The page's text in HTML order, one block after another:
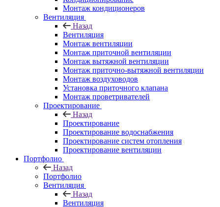
Монтаж кондиционеров
Вентиляция
Назад
Вентиляция
Монтаж вентиляции
Монтаж приточной вентиляции
Монтаж вытяжной вентиляции
Монтаж приточно-вытяжной вентиляции
Монтаж воздуховодов
Установка приточного клапана
Монтаж проветривателей
Проектирование
Назад
Проектирование
Проектирование водоснабжения
Проектирование систем отопления
Проектирование вентиляции
Портфолио
Назад
Портфолио
Вентиляция
Назад
Вентиляция